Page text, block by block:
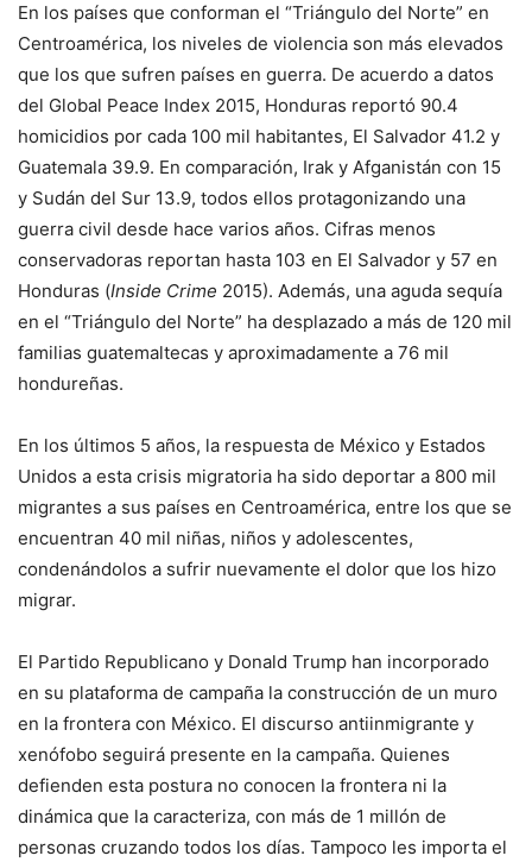
En los países que conforman el “Triángulo del Norte” en
Centroamérica, los niveles de violencia son más elevados
que los que sufren países en guerra. De acuerdo a datos
del Global Peace Index 2015, Honduras reportó 90.4
homicidios por cada 100 mil habitantes, El Salvador 41.2 y
Guatemala 39.9. En comparación, Irak y Afganistán con 15
y Sudán del Sur 13.9, todos ellos protagonizando una
guerra civil desde hace varios años. Cifras menos
conservadoras reportan hasta 103 en El Salvador y 57 en
Honduras (Inside Crime 2015). Además, una aguda sequía
en el “Triángulo del Norte” ha desplazado a más de 120 mil
familias guatemaltecas y aproximadamente a 76 mil
hondureñas.
En los últimos 5 años, la respuesta de México y Estados
Unidos a esta crisis migratoria ha sido deportar a 800 mil
migrantes a sus países en Centroamérica, entre los que se
encuentran 40 mil niñas, niños y adolescentes,
condenándolos a sufrir nuevamente el dolor que los hizo
migrar.
El Partido Republicano y Donald Trump han incorporado
en su plataforma de campaña la construcción de un muro
en la frontera con México. El discurso antiinmigrante y
xenófobo seguirá presente en la campaña. Quienes
defienden esta postura no conocen la frontera ni la
dinámica que la caracteriza, con más de 1 millón de
personas cruzando todos los días. Tampoco les importa el